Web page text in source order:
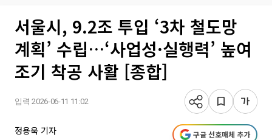
서울시, 9.2조 투입 ‘3차 철도망
계획’ 수립…‘사업성·실행력’ 높여
조기 착공 사활 [종합]
입력 2026-06-11 11:02
정용욱 기자 구글 선호매체 추가